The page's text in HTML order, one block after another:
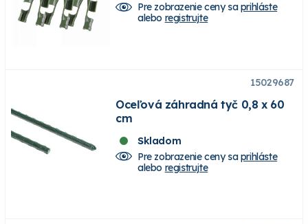
Pre zobrazenie ceny saprihláste
alebo registrujte
15029687
Oceľová záhradná tyč 0,8 x 60
cm
Skladom
Pre zobrazenie ceny saprihláste
alebo registrujte